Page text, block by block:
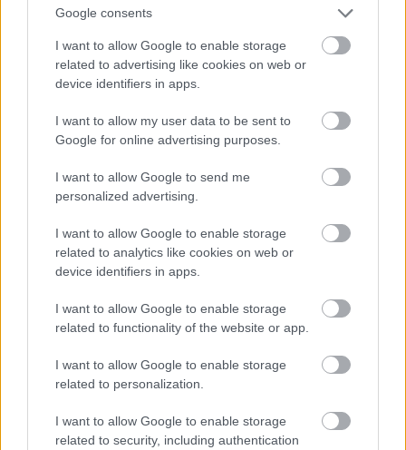
Google consents
I want to allow Google to enable storage
related to advertising like cookies on web or
device identifiers in apps.
I want to allow my user data to be sent to
Google for online advertising purposes.
I want to allow Google to send me
personalized advertising.
I want to allow Google to enable storage
related to analytics like cookies on web or
device identifiers in apps.
I want to allow Google to enable storage
related to functionality of the website or app.
I want to allow Google to enable storage
related to personalization.
I want to allow Google to enable storage
related to security, including authentication
És ő sminkelt a legrosszabbul: az egész el van
kenődve.
Fotó: DC Comics / Northfoto
Jön még kép!